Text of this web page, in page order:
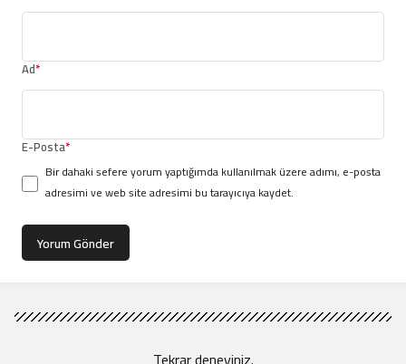
Ad*
E-Posta*
Bir dahaki sefere yorum yaptığımda kullanılmak üzere adımı, e-posta
adresimi ve web site adresimi bu tarayıcıya kaydet.
Yorum Gönder